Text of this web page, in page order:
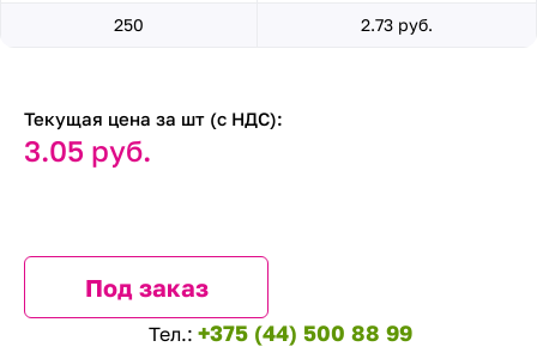
250 2.73 руб.
Текущая цена за шт (с НДС):
3.05 руб.
Под заказ
Тел.: +375 (44) 500 88 99